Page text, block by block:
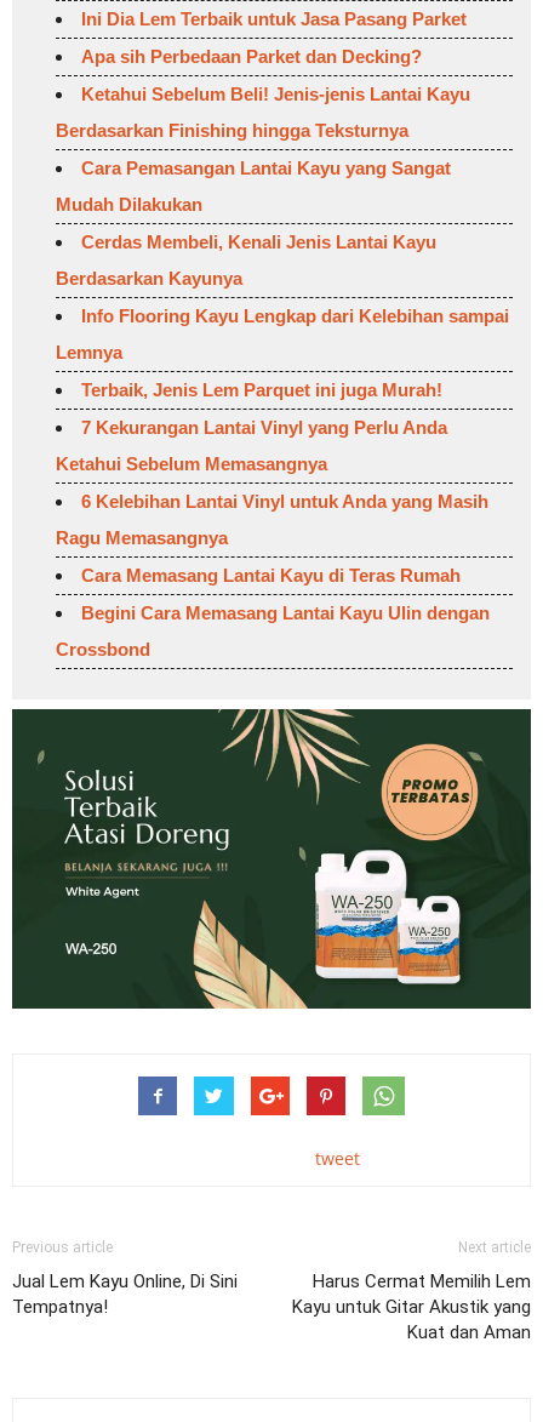
Ini Dia Lem Terbaik untuk Jasa Pasang Parket
Apa sih Perbedaan Parket dan Decking?
Ketahui Sebelum Beli! Jenis-jenis Lantai Kayu
Berdasarkan Finishing hingga Teksturnya
Cara Pemasangan Lantai Kayu yang Sangat
Mudah Dilakukan
Cerdas Membeli, Kenali Jenis Lantai Kayu
Berdasarkan Kayunya
Info Flooring Kayu Lengkap dari Kelebihan sampai
Lemnya
Terbaik, Jenis Lem Parquet ini juga Murah!
7 Kekurangan Lantai Vinyl yang Perlu Anda
Ketahui Sebelum Memasangnya
6 Kelebihan Lantai Vinyl untuk Anda yang Masih
Ragu Memasangnya
Cara Memasang Lantai Kayu di Teras Rumah
Begini Cara Memasang Lantai Kayu Ulin dengan
Crossbond
tweet
Previous article
Jual Lem Kayu Online, Di Sini
Tempatnya!
Next article
Harus Cermat Memilih Lem
Kayu untuk Gitar Akustik yang
Kuat dan Aman